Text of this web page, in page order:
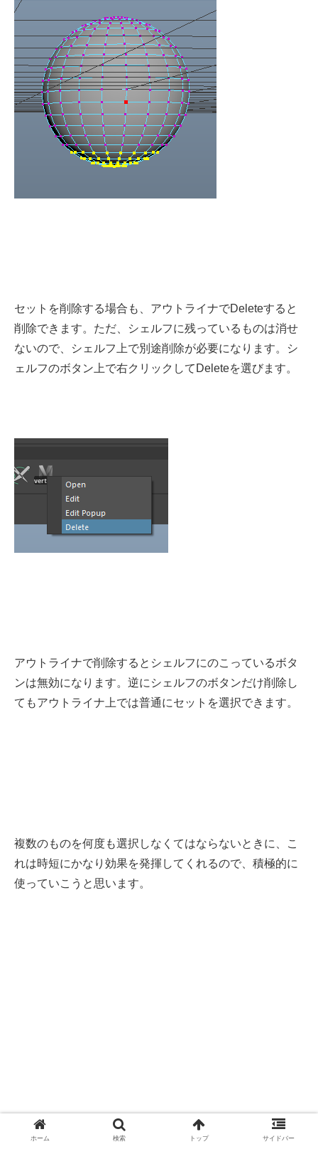
セットを削除する場合も、アウトライナでDeleteすると
削除できます。ただ、シェルフに残っているものは消せ
ないので、シェルフ上で別途削除が必要になります。シ
ェルフのボタン上で右クリックしてDeleteを選びます。
アウトライナで削除するとシェルフにのこっているボタ
ンは無効になります。逆にシェルフのボタンだけ削除し
てもアウトライナ上では普通にセットを選択できます。
複数のものを何度も選択しなくてはならないときに、こ
れは時短にかなり効果を発揮してくれるので、積極的に
使っていこうと思います。
ホーム 検索 トップ サイドバー